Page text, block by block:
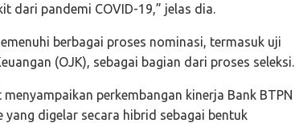
dari pandemi COVID-19,” jelas dia.
berbagai proses nominasi, termasuk uji
(OJK), sebagai bagian dari proses seleksi.
perkembangan kinerja Bank BTPN
yang digelar secara hibrid sebagai bentuk